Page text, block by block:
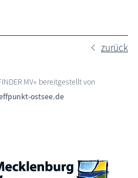
zurück
MV« bereitgestellt von
ostsee.de